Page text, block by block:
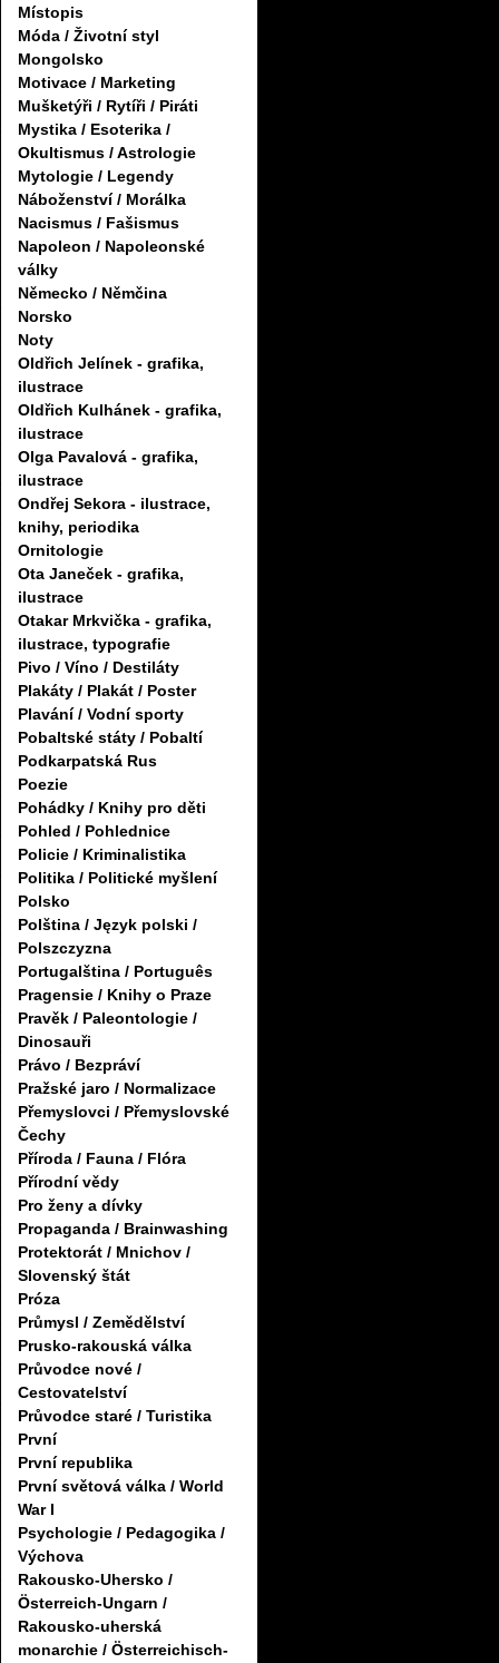
Místopis
Móda / Životní styl
Mongolsko
Motivace / Marketing
Mušketýři / Rytíři / Piráti
Mystika / Esoterika /
Okultismus / Astrologie
Mytologie / Legendy
Náboženství / Morálka
Nacismus / Fašismus
Napoleon / Napoleonské
války
Německo / Němčina
Norsko
Noty
Oldřich Jelínek - grafika,
ilustrace
Oldřich Kulhánek - grafika,
ilustrace
Olga Pavalová - grafika,
ilustrace
Ondřej Sekora - ilustrace,
knihy, periodika
Ornitologie
Ota Janeček - grafika,
ilustrace
Otakar Mrkvička - grafika,
ilustrace, typografie
Pivo / Víno / Destiláty
Plakáty / Plakát / Poster
Plavání / Vodní sporty
Pobaltské státy / Pobaltí
Podkarpatská Rus
Poezie
Pohádky / Knihy pro děti
Pohled / Pohlednice
Policie / Kriminalistika
Politika / Politické myšlení
Polsko
Polština / Język polski /
Polszczyzna
Portugalština / Português
Pragensie / Knihy o Praze
Pravěk / Paleontologie /
Dinosauři
Právo / Bezpráví
Pražské jaro / Normalizace
Přemyslovci / Přemyslovské
Čechy
Příroda / Fauna / Flóra
Přírodní vědy
Pro ženy a dívky
Propaganda / Brainwashing
Protektorát / Mnichov /
Slovenský štát
Próza
Průmysl / Zemědělství
Prusko-rakouská válka
Průvodce nové /
Cestovatelství
Průvodce staré / Turistika
První
První republika
První světová válka / World
War I
Psychologie / Pedagogika /
Výchova
Rakousko-Uhersko /
Österreich-Ungarn /
Rakousko-uherská
monarchie / Österreichisch-